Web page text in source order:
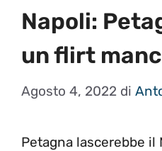
Napoli:
un flirt
Agosto 4, 2022 di
Petagna lascerebbe